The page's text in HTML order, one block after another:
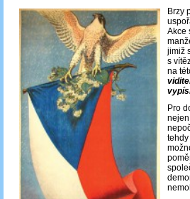
Brzy
Akce
jimiž
s
na
Pro
nejen